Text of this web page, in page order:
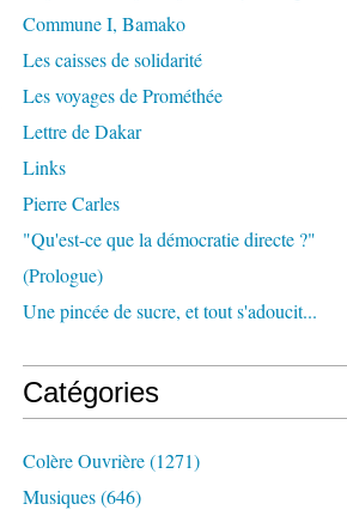
Commune I, Bamako
Les caisses de solidarité
Les voyages de Prométhée
Lettre de Dakar
Links
Pierre Carles
"Qu'est-ce que la démocratie directe ?"
(Prologue)
Une pincée de sucre, et tout s'adoucit...
Catégories
Colère Ouvrière(1271)
Musiques(646)